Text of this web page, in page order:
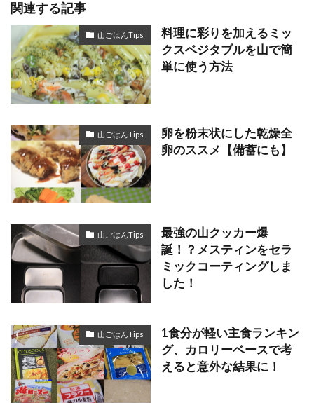
関連する記事
山ごはんTips
料理に彩りを加えるミッ
クスベジタブルを山で簡
単に使う方法
山ごはんTips
卵を粉末状にした乾燥全
卵のススメ【備蓄にも】
山ごはんTips
最強の山クッカー爆
誕！？メスティンをセラ
ミックコーティングしま
した！
山ごはんTips
1食分が軽い主食ランキン
グ、カロリーベースで考
えると意外な結果に！